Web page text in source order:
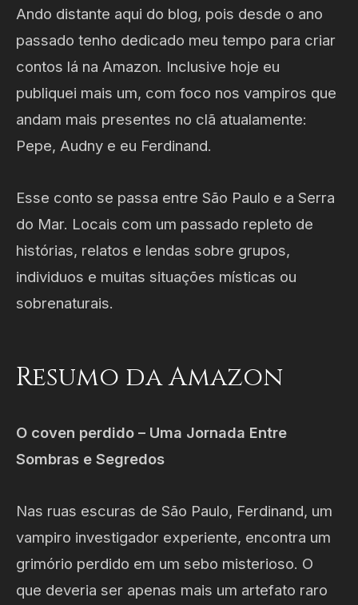
Ando distante aqui do blog, pois desde o ano
passado tenho dedicado meu tempo para criar
contos lá na Amazon. Inclusive hoje eu
publiquei mais um, com foco nos vampiros que
andam mais presentes no clã atualamente:
Pepe, Audny e eu Ferdinand.
Esse conto se passa entre São Paulo e a Serra
do Mar. Locais com um passado repleto de
histórias, relatos e lendas sobre grupos,
individuos e muitas situações místicas ou
sobrenaturais.
Resumo da Amazon
O coven perdido – Uma Jornada Entre
Sombras e Segredos
Nas ruas escuras de São Paulo, Ferdinand, um
vampiro investigador experiente, encontra um
grimório perdido em um sebo misterioso. O
que deveria ser apenas mais um artefato raro